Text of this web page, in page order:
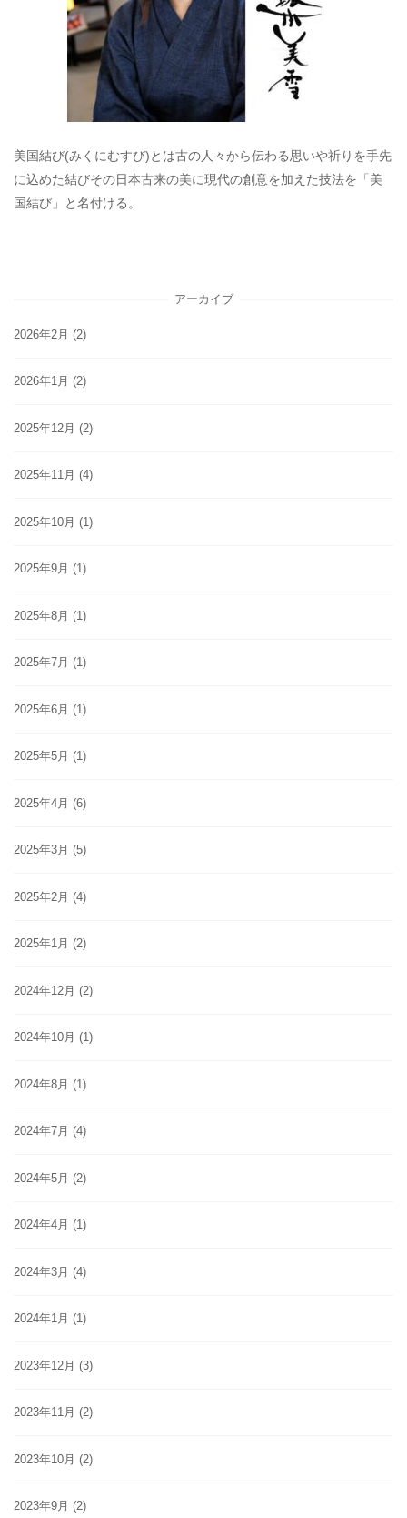
美国結び(みくにむすび)とは古の人々から伝わる思いや祈りを手先
に込めた結びその日本古来の美に現代の創意を加えた技法を「美
国結び」と名付ける。
アーカイブ
2026年2月 (2)
2026年1月 (2)
2025年12月 (2)
2025年11月 (4)
2025年10月 (1)
2025年9月 (1)
2025年8月 (1)
2025年7月 (1)
2025年6月 (1)
2025年5月 (1)
2025年4月 (6)
2025年3月 (5)
2025年2月 (4)
2025年1月 (2)
2024年12月 (2)
2024年10月 (1)
2024年8月 (1)
2024年7月 (4)
2024年5月 (2)
2024年4月 (1)
2024年3月 (4)
2024年1月 (1)
2023年12月 (3)
2023年11月 (2)
2023年10月 (2)
2023年9月 (2)